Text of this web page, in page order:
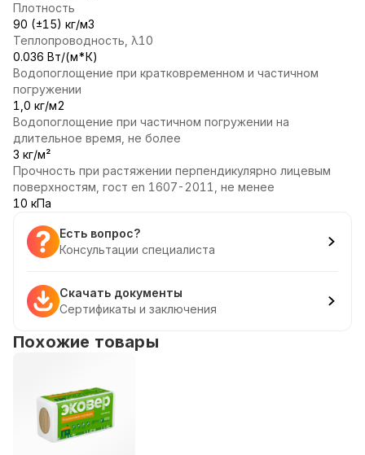
Плотность
90 (±15) кг/м3
Теплопроводность, λ10
0.036 Вт/(м*К)
Водопоглощение при кратковременном и частичном
погружении
1,0 кг/м2
Водопоглощение при частичном погружении на
длительное время, не более
3 кг/м²
Прочность при растяжении перпендикулярно лицевым
поверхностям, гост en 1607-2011, не менее
10 кПа
Есть вопрос?
Консультации специалиста
Скачать документы
Сертификаты и заключения
Похожие товары